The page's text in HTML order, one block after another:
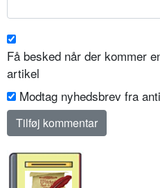
Få besked når der kommer
artikel
Modtag nyhedsbrev fra